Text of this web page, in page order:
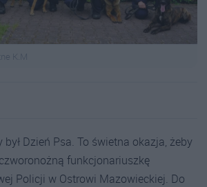
K.M
Dzień Psa. To świetna okazja, żeby
funkcjonariuszkę
Policji w Ostrowi Mazowieckiej. Do